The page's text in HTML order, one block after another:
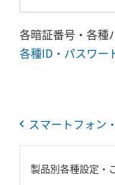
各暗証番号・各種
各種ID・パスワー
スマートフォン
製品別各種設定・